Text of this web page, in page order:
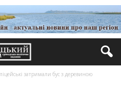
затримали бус з деревиною